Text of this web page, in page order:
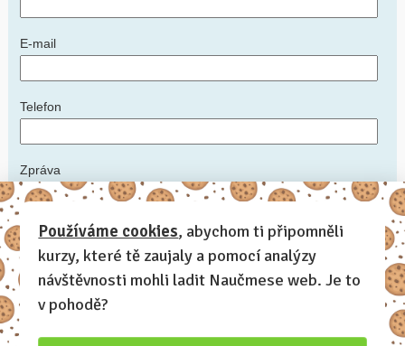
E-mail
Telefon
Zpráva
*
Napište nám podrobnosti: ideální datum konání kurzu, počet
zaměstnanců, zda máte prostory, kde kurz uspořádat, další informace,
které by měl lektor vědět
Používáme cookies, abychom ti připomněli
kurzy, které tě zaujaly a pomocí analýzy
návštěvnosti mohli ladit Naučmese web. Je to
v pohodě?